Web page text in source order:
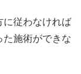
に従わなければ
た施術ができな